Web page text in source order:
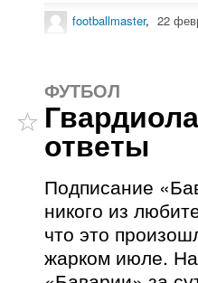
footballmaster, 22
ФУТБОЛ
ответы
Подписание
никого из
что это
жарком июле. На